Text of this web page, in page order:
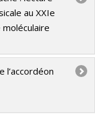
au XXIe
l’accordéon